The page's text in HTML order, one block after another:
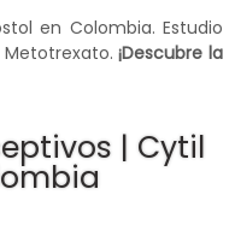
en Colombia. Estudio
Metotrexato.¡Descubre la
| Cytil